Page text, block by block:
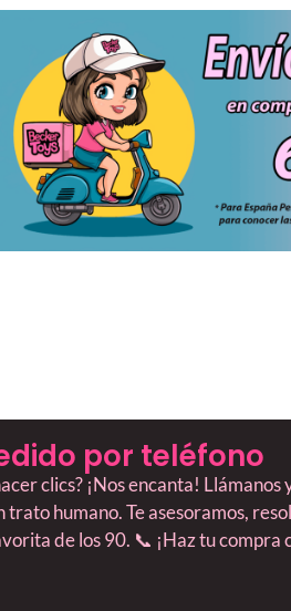
por teléfono
clics? ¡Nos encanta!
humano. Te asesoramos,
de los 90. 📞 ¡Haz tu compra